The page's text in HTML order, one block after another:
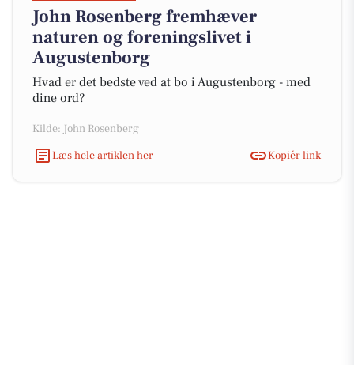
John Rosenberg fremhæver
naturen og foreningslivet i
Augustenborg
Hvad er det bedste ved at bo i Augustenborg - med
dine ord?
Kilde: John Rosenberg
Læs hele artiklen her
Kopiér link